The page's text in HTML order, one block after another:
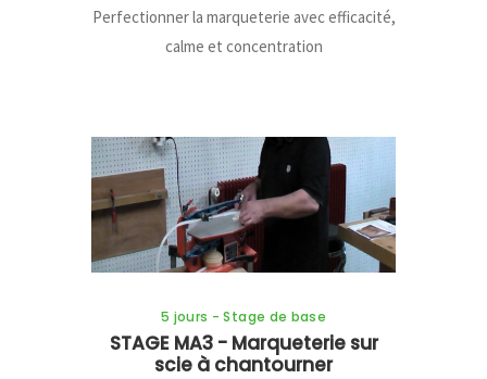
Perfectionner la marqueterie avec efficacité,
calme et concentration
5 jours - Stage de base
STAGE MA3 - Marqueterie sur
scie à chantourner